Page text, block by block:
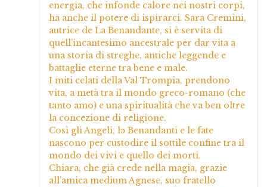
energia, che infonde calore nei nostri corpi,
ha anche il potere di ispirarci. Sara Cremini,
autrice de La Benandante, si è servita di
quell’incantesimo ancestrale per dar vita a
una storia di streghe, antiche leggende e
battaglie eterne tra bene e male.
I miti celati della Val Trompia, prendono
vita, a metà tra il mondo greco-romano (che
tanto amo) e una spiritualità che va ben oltre
la concezione di religione.
Così gli Angeli, lə Benandanti e le fate
nascono per custodire il sottile confine tra il
mondo dei vivi e quello dei morti.
Chiara, che già crede nella magia, grazie
all’amica medium Agnese, suo fratello